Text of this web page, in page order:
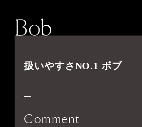
Bob
扱いやすさNO.1 ボブ
Comment